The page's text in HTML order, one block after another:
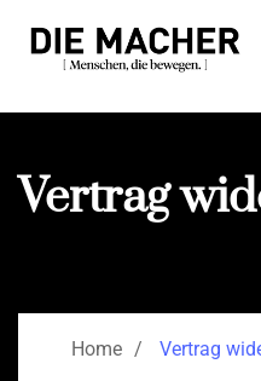
Vertrag
Home Vertrag